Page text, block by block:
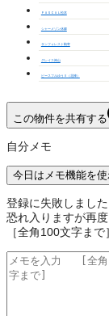
ＰＡＳＣＡＬ松本
シャーメゾン休郷
サンフォレスト駒寄
グレイス神山
ピースフルゆうⅡ（北棟）
この物件を共有する
自分メモ
今日はメモ機能を
登録に失敗しました
恐れ入りますが再度
［全角100文字まで］